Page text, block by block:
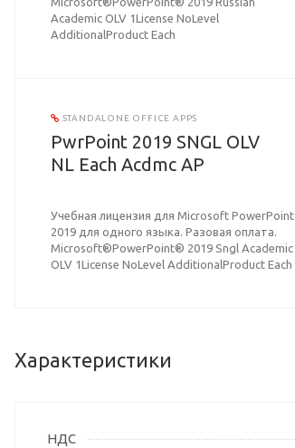
Academic OLV 1License NoLevel
AdditionalProduct Each
STANDALONE OFFICE APPS
PwrPoint 2019 SNGL OLV
NL Each Acdmc AP
Учебная лицензия для Microsoft PowerPoint
2019 для одного языка. Разовая оплата.
Microsoft®PowerPoint® 2019 Sngl Academic
OLV 1License NoLevel AdditionalProduct Each
Характеристики
НДС